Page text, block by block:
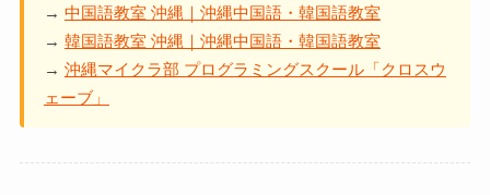
→ 中国語教室 沖縄｜沖縄中国語・韓国語教室
→ 韓国語教室 沖縄｜沖縄中国語・韓国語教室
→ 沖縄マイクラ部 プログラミングスクール「クロスウ
ェーブ」